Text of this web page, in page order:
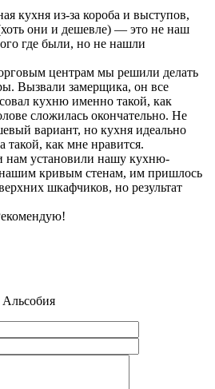
кухня из-за короба и выступов,
они и дешевле) — это не наш
где были, но не нашли
центрам мы решили делать
Вызвали замерщика, он все
кухню именно такой, как
сложилась окончательно. Не
вариант, но кухня идеально
такой, как мне нравится.
нам установили нашу кухню-
нашим кривым стенам, им пришлось
шкафчиков, но результат
Альсобия